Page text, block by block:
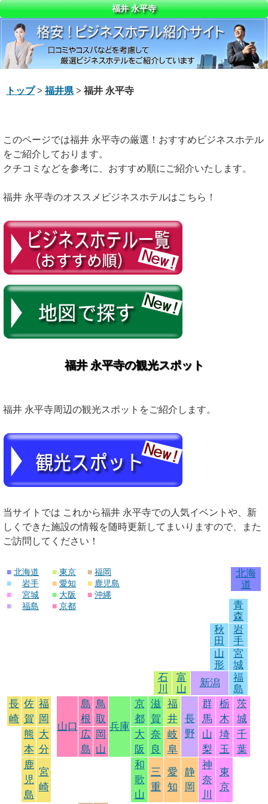
福井 永平寺
トップ>福井県 > 福井 永平寺
このページでは福井 永平寺の厳選！おすすめビジネスホテル
をご紹介しております。
クチコミなどを参考に、おすすめ順にご紹介いたします。
福井 永平寺のオススメビジネスホテルはこちら！
福井 永平寺の観光スポット
福井 永平寺周辺の観光スポットをご紹介します。
当サイトでは これから福井 永平寺での人気イベントや、新
しくできた施設の情報を随時更新してまいりますので、また
ご訪問してください！
■ 北海道
■
岩手
■
宮城
■
福島
■ 東京
■ 愛知
■ 大阪
■ 京都
■ 福岡
■ 鹿児島
■ 沖縄
北海
道
青
森
秋
田
岩
手
山
形
宮
城
石
川
富
山
新潟
福
島
長
崎
佐
賀
福
岡
山口
島
根
鳥
取
兵庫
京
都
滋
賀
福
井
長
野
群
馬
栃
木
茨
城
熊
本
大
分
広
島
岡
山
大
阪
奈
良
岐
阜
山
梨
埼
玉
千
葉
鹿
児
島
宮
崎
和
歌
山
三
重
愛
知
静
岡
神
奈
川
東
京